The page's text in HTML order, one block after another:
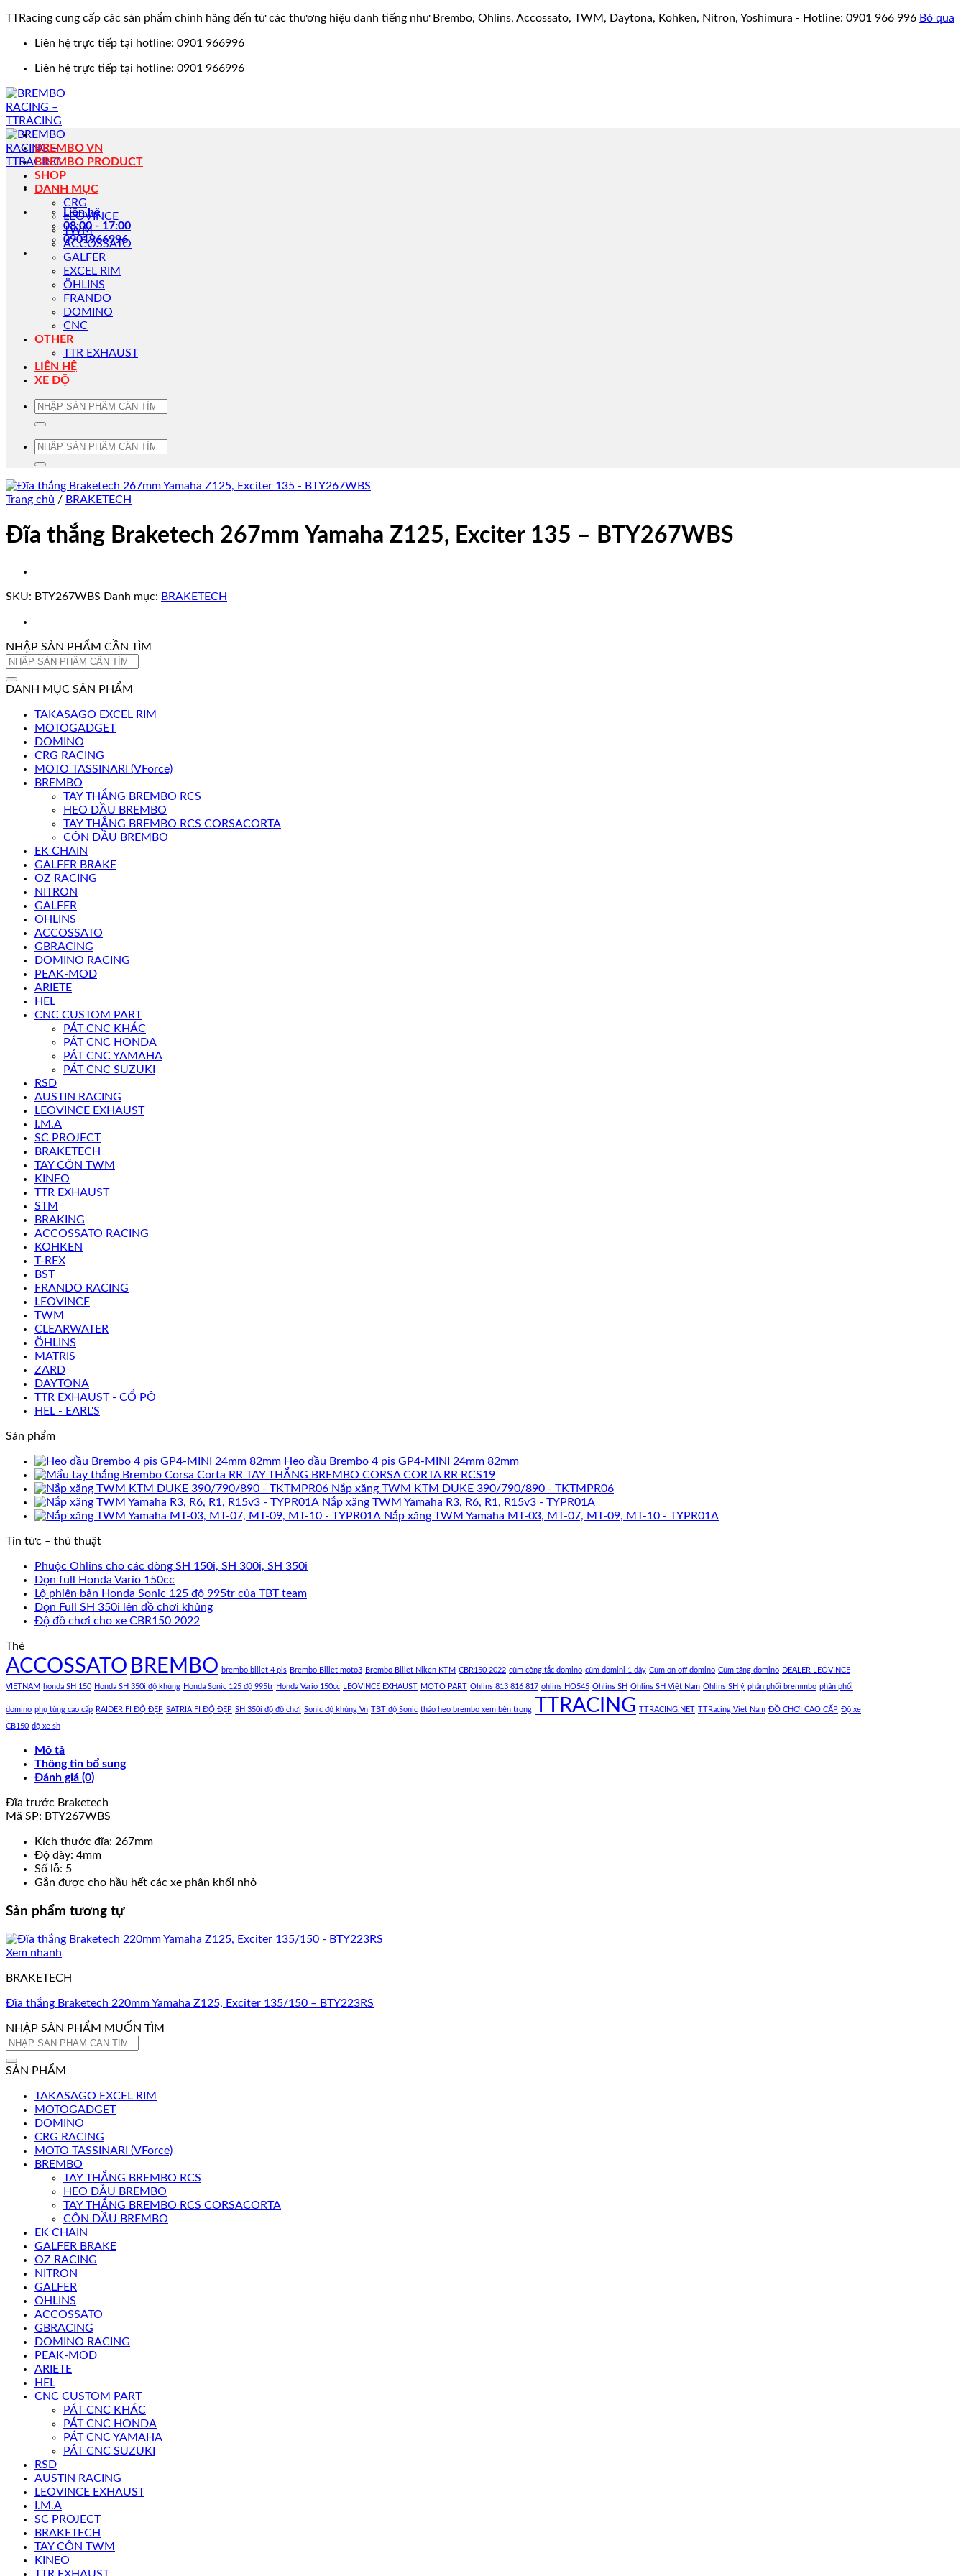
TTRacing cung cấp các sản phẩm chính hãng đến từ các thương hiệu danh tiếng như Brembo, Ohlins, Accossato, TWM, Daytona, Kohken, Nitron, Yoshimura - Hotline: 0901 966 996 Bỏ qua
Liên hệ trực tiếp tại hotline: 0901 966996
Liên hệ trực tiếp tại hotline: 0901 966996
Liên hệ
08:00 - 17:00
0901966996
BREMBO VN
BREMBO PRODUCT
SHOP
DANH MỤC
CRG
LEOVINCE
TWM
ACCOSSATO
GALFER
EXCEL RIM
ÖHLINS
FRANDO
DOMINO
CNC
OTHER
TTR EXHAUST
LIÊN HỆ
XE ĐỘ
Tìm
Tìm
Trang chủ / BRAKETECH
Đĩa thắng Braketech 267mm Yamaha Z125, Exciter 135 – BTY267WBS
SKU: BTY267WBS Danh mục: BRAKETECH
NHẬP SẢN PHẨM CẦN TÌM
Tìm
DANH MỤC SẢN PHẨM
TAKASAGO EXCEL RIM
MOTOGADGET
DOMINO
CRG RACING
MOTO TASSINARI (VForce)
BREMBO
TAY THẮNG BREMBO RCS
HEO DẦU BREMBO
TAY THẮNG BREMBO RCS CORSACORTA
CÔN DẦU BREMBO
EK CHAIN
GALFER BRAKE
OZ RACING
NITRON
GALFER
OHLINS
ACCOSSATO
GBRACING
DOMINO RACING
PEAK-MOD
ARIETE
HEL
CNC CUSTOM PART
PÁT CNC KHÁC
PÁT CNC HONDA
PÁT CNC YAMAHA
PÁT CNC SUZUKI
RSD
AUSTIN RACING
LEOVINCE EXHAUST
I.M.A
SC PROJECT
BRAKETECH
TAY CÔN TWM
KINEO
TTR EXHAUST
STM
BRAKING
ACCOSSATO RACING
KOHKEN
T-REX
BST
FRANDO RACING
LEOVINCE
TWM
CLEARWATER
ÖHLINS
MATRIS
ZARD
DAYTONA
TTR EXHAUST - CỔ PÔ
HEL - EARL'S
Sản phẩm
Heo dầu Brembo 4 pis GP4-MINI 24mm 82mm
TAY THẮNG BREMBO CORSA CORTA RR RCS19
Nắp xăng TWM KTM DUKE 390/790/890 - TKTMPR06
Nắp xăng TWM Yamaha R3, R6, R1, R15v3 - TYPR01A
Nắp xăng TWM Yamaha MT-03, MT-07, MT-09, MT-10 - TYPR01A
Tin tức – thủ thuật
Phuộc Ohlins cho các dòng SH 150i, SH 300i, SH 350i
Dọn full Honda Vario 150cc
Lộ phiên bản Honda Sonic 125 độ 995tr của TBT team
Dọn Full SH 350i lên đồ chơi khủng
Độ đồ chơi cho xe CBR150 2022
Thẻ
ACCOSSATO BREMBO brembo billet 4 pis Brembo Billet moto3 Brembo Billet Niken KTM CBR150 2022 cùm công tắc domino cùm domini 1 dây Cùm on off domino Cùm tăng domino DEALER LEOVINCE
VIETNAM honda SH 150 Honda SH 350i độ khủng Honda Sonic 125 độ 995tr Honda Vario 150cc LEOVINCE EXHAUST MOTO PART Ohlins 813 816 817 ohlins HO545 Ohlins SH Ohlins SH Việt Nam Ohlins SH ý phân phối bremmbo phân phối
domino phụ tùng cao cấp RAIDER FI ĐỘ ĐẸP SATRIA FI ĐỘ ĐẸP SH 350i độ đồ chơi Sonic độ khủng Vn TBT độ Sonic tháo heo brembo xem bên trong TTRACING TTRACING.NET TTRacing Viet Nam ĐỒ CHƠI CAO CẤP Độ xe
CB150 độ xe sh
Mô tả
Thông tin bổ sung
Đánh giá (0)
Đĩa trước Braketech
Mã SP: BTY267WBS
Kích thước đĩa: 267mm
Độ dày: 4mm
Số lỗ: 5
Gắn được cho hầu hết các xe phân khối nhỏ
Sản phẩm tương tự
Xem nhanh
BRAKETECH
Đĩa thắng Braketech 220mm Yamaha Z125, Exciter 135/150 – BTY223RS
NHẬP SẢN PHẨM MUỐN TÌM
Tìm
SẢN PHẨM
TAKASAGO EXCEL RIM
MOTOGADGET
DOMINO
CRG RACING
MOTO TASSINARI (VForce)
BREMBO
TAY THẮNG BREMBO RCS
HEO DẦU BREMBO
TAY THẮNG BREMBO RCS CORSACORTA
CÔN DẦU BREMBO
EK CHAIN
GALFER BRAKE
OZ RACING
NITRON
GALFER
OHLINS
ACCOSSATO
GBRACING
DOMINO RACING
PEAK-MOD
ARIETE
HEL
CNC CUSTOM PART
PÁT CNC KHÁC
PÁT CNC HONDA
PÁT CNC YAMAHA
PÁT CNC SUZUKI
RSD
AUSTIN RACING
LEOVINCE EXHAUST
I.M.A
SC PROJECT
BRAKETECH
TAY CÔN TWM
KINEO